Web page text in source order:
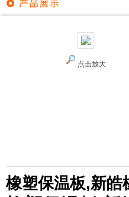
点击放大
橡塑保温板,新皓